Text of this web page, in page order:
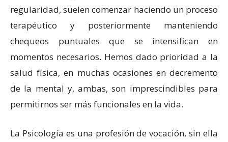
regularidad, suelen comenzar haciendo un proceso
terapéutico y posteriormente manteniendo
chequeos puntuales que se intensifican en
momentos necesarios. Hemos dado prioridad a la
salud física, en muchas ocasiones en decremento
de la mental y, ambas, son imprescindibles para
permitirnos ser más funcionales en la vida.
La Psicología es una profesión de vocación, sin ella